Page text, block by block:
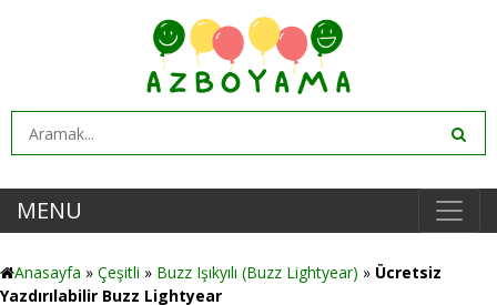
MENU
Anasayfa » Çeşitli » Buzz Işıkyılı (Buzz Lightyear) » Ücretsiz
Yazdırılabilir Buzz Lightyear